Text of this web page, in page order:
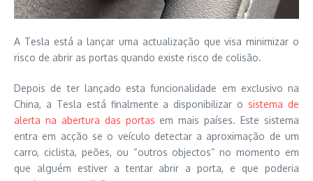
A Tesla está a lançar uma actualização que visa minimizar o
risco de abrir as portas quando existe risco de colisão.
Depois de ter lançado esta funcionalidade em exclusivo na
China, a Tesla está finalmente a disponibilizar o sistema de
alerta na abertura das portas em mais países. Este sistema
entra em acção se o veículo detectar a aproximação de um
carro, ciclista, peões, ou “outros objectos” no momento em
que alguém estiver a tentar abrir a porta, e que poderia